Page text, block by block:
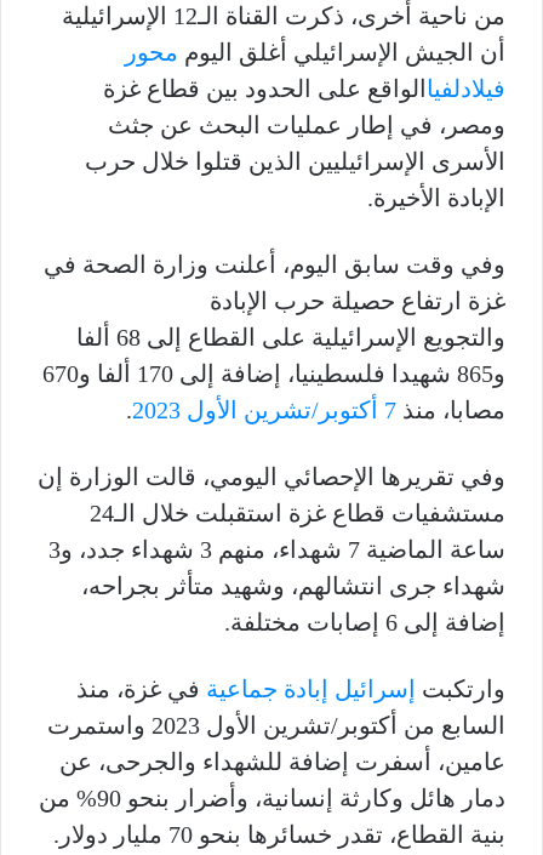
من ناحية أخرى، ذكرت القناة الـ12 الإسرائيلية
أن الجيش الإسرائيلي أغلق اليوم محور
فيلادلفياالواقع على الحدود بين قطاع غزة
ومصر، في إطار عمليات البحث عن جثث
الأسرى الإسرائيليين الذين قتلوا خلال حرب
الإبادة الأخيرة.
وفي وقت سابق اليوم، أعلنت وزارة الصحة في
غزة ارتفاع حصيلة حرب الإبادة
والتجويع الإسرائيلية على القطاع إلى 68 ألفا
و865 شهيدا فلسطينيا، إضافة إلى 170 ألفا و670
مصابا، منذ 7 أكتوبر/تشرين الأول 2023 .
وفي تقريرها الإحصائي اليومي، قالت الوزارة إن
مستشفيات قطاع غزة استقبلت خلال الـ24
ساعة الماضية 7 شهداء، منهم 3 شهداء جدد، و3
شهداء جرى انتشالهم، وشهيد متأثر بجراحه،
إضافة إلى 6 إصابات مختلفة.
وارتكبت إسرائيل إبادة جماعية في غزة، منذ
السابع من أكتوبر/تشرين الأول 2023 واستمرت
عامين، أسفرت إضافة للشهداء والجرحى، عن
دمار هائل وكارثة إنسانية، وأضرار بنحو 90% من
بنية القطاع، تقدر خسائرها بنحو 70 مليار دولار.